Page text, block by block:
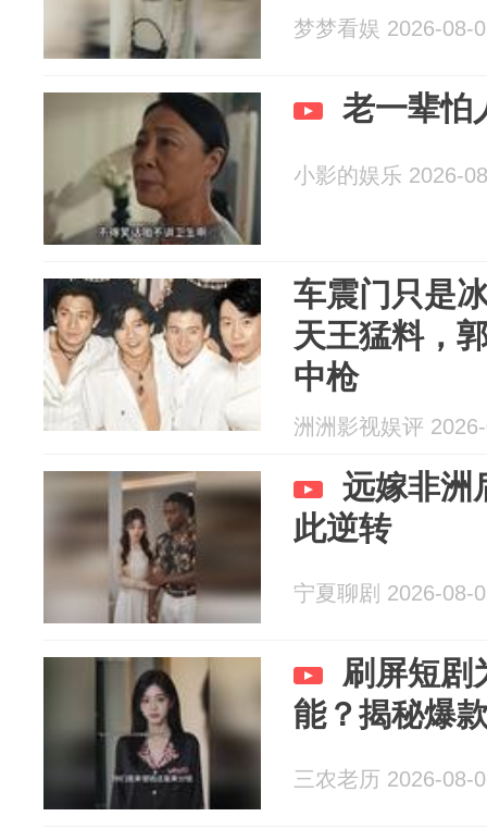
梦梦看娱 2026-08-
老一辈怕
小影的娱乐 2026-
车震门只是
天王猛料，
中枪
洲洲影视娱评
远嫁非洲
此逆转
宁夏聊剧 2026-08-
刷屏短剧
能？揭秘爆
三农老历 2026-08-